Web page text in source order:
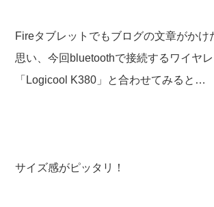
Fireタブレットでもブログの文章がかけ
思い、今回bluetoothで接続するワイヤ
「Logicool K380」と合わせてみると…
サイズ感がピッタリ！